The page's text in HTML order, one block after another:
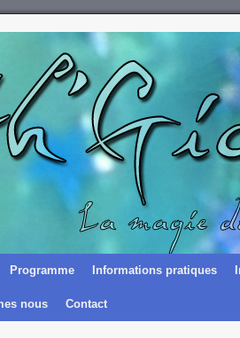
Programme Informations pratiques
nous Contact